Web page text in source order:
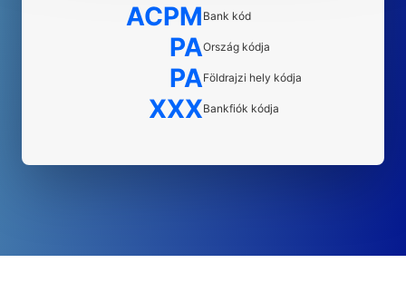
ACPM Bank kód
PAOrszág kódja
PAFöldrajzi hely kódja
XXXBankfiók kódja